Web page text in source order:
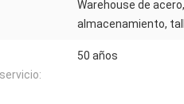
Warehouse de acero,
almacenamiento,
50 años